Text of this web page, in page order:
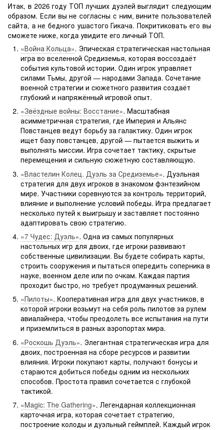
Итак, в 2026 году ТОП лучших дуэлей выглядит следующим
образом. Если вы не согласны с ним, вините пользователей
сайта, а не бедного ушастого Гикача. Покритиковать его вы
сможете ниже, когда увидите его личный ТОП.
«Война Кольца». Эпическая стратегическая настольная
игра во вселенной Средиземья, которая воссоздаёт
события культовой истории. Один игрок управляет
силами Тьмы, другой — народами Запада. Сочетание
военной стратегии и сюжетного развития создаёт
глубокий и напряжённый игровой опыт.
«Звёздные войны: Восстание». Масштабная
асимметричная стратегия, где Империя и Альянс
Повстанцев ведут борьбу за галактику. Один игрок
ищет базу повстанцев, другой — пытается выжить и
выполнять миссии. Игра сочетает тактику, скрытые
перемещения и сильную сюжетную составляющую.
«Властелин Колец. Дуэль за Средиземье». Дуэльная
стратегия для двух игроков в знакомом фэнтезийном
мире. Участники соревнуются за контроль территорий,
влияние и выполнение условий победы. Игра предлагает
несколько путей к выигрышу и заставляет постоянно
адаптировать свою стратегию.
«7 Чудес: Дуэль». Одна из самых популярных
настольных игр для двоих, где игроки развивают
собственные цивилизации. Вы будете собирать карты,
строить сооружения и пытаться опередить соперника в
науке, военном деле или по очкам. Каждая партия
проходит быстро, но требует продуманных решений.
«Пилоты». Кооперативная игра для двух участников, в
которой игроки возьмут на себя роль пилотов за рулем
авиалайнера, чтобы преодолеть все испытания на пути
и приземлиться в разных аэропортах мира.
«Роскошь Дуэль». Элегантная стратегическая игра для
двоих, построенная на сборе ресурсов и развитии
влияния. Игроки покупают карты, получают бонусы и
стараются добиться победы одним из нескольких
способов. Простота правил сочетается с глубокой
тактикой.
«Magic: The Gathering». Легендарная коллекционная
карточная игра, которая сочетает стратегию,
построение колоды и дуэльный геймплей. Каждый игрок